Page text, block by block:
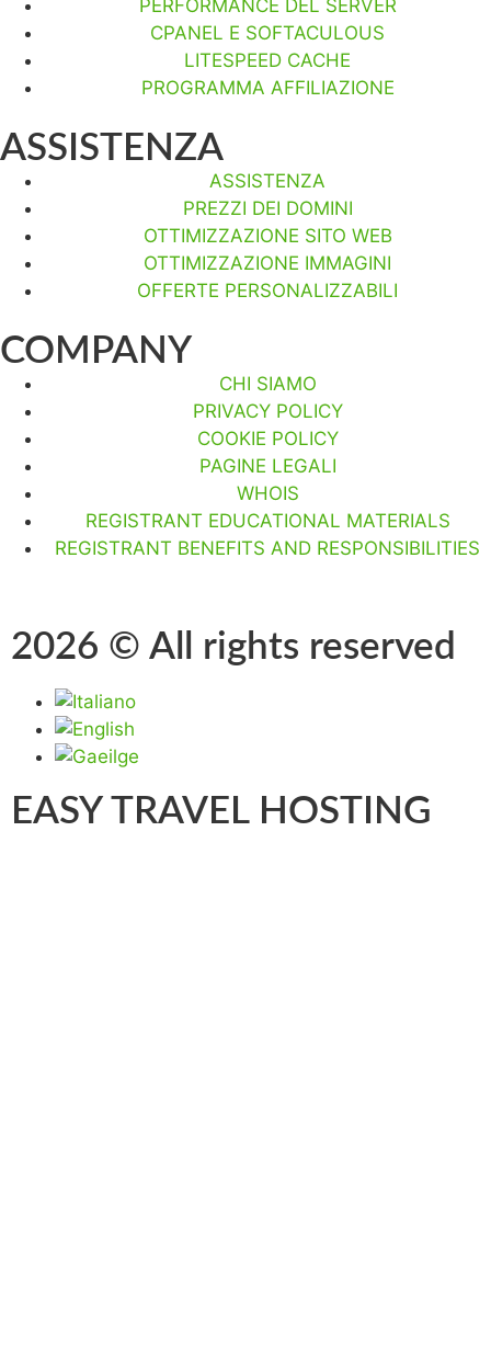
PERFORMANCE DEL SERVER
CPANEL E SOFTACULOUS
LITESPEED CACHE
PROGRAMMA AFFILIAZIONE
ASSISTENZA
ASSISTENZA
PREZZI DEI DOMINI
OTTIMIZZAZIONE SITO WEB
OTTIMIZZAZIONE IMMAGINI
OFFERTE PERSONALIZZABILI
COMPANY
CHI SIAMO
PRIVACY POLICY
COOKIE POLICY
PAGINE LEGALI
WHOIS
REGISTRANT EDUCATIONAL MATERIALS
REGISTRANT BENEFITS AND RESPONSIBILITIES
2026 © All rights reserved
EASY TRAVEL HOSTING